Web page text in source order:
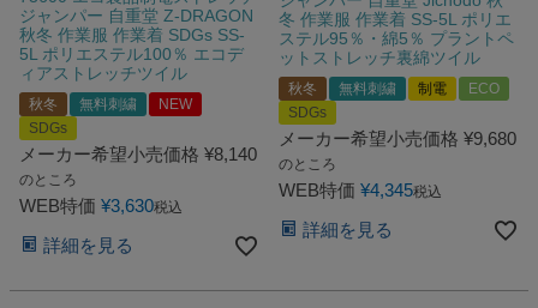
ジャンパー 自重堂 Z-DRAGON
秋冬 作業服 作業着 SDGs SS-
5L ポリエステル100％ エコデ
ィアストレッチツイル
秋冬 無料刺繍
NEW
SDGs
メーカー希望小売価格 ¥8,140
のところ
WEB特価 ¥3,630税込
詳細を見る
冬 作業服 作業着 SS-5L ポリエ
ステル95％・綿5％ プラントペ
ットストレッチ裏綿ツイル
秋冬 無料刺繍 制電
ECO
SDGs
メーカー希望小売価格 ¥9,680
のところ
WEB特価 ¥4,345税込
詳細を見る